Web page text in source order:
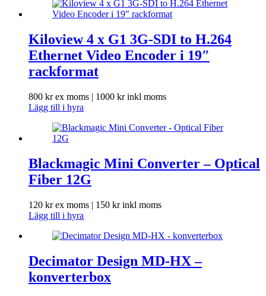
Kiloview 4 x G1 3G-SDI to H.264
Ethernet Video Encoder i 19″
rackformat
800 krex moms | 1000 krinkl moms
Lägg till i hyra
Blackmagic Mini Converter – Optical
Fiber 12G
120 krex moms | 150 krinkl moms
Lägg till i hyra
Decimator Design MD-HX –
konverterbox